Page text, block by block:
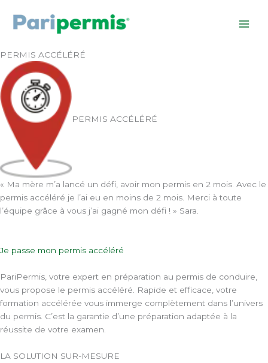
contenu
PERMIS ACCÉLÉRÉ
PERMIS ACCÉLÉRÉ
« Ma mère m’a lancé un défi, avoir mon permis en 2 mois. Avec le
permis accéléré je l’ai eu en moins de 2 mois. Merci à toute
l’équipe grâce à vous j’ai gagné mon défi ! » Sara.
Je passe mon permis accéléré
PariPermis, votre expert en préparation au permis de conduire,
vous propose le permis accéléré. Rapide et efficace, votre
formation accélérée vous immerge complètement dans l’univers
du permis. C’est la garantie d’une préparation adaptée à la
réussite de votre examen.
LA SOLUTION SUR-MESURE